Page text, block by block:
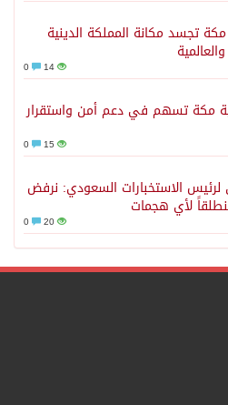
تجسد مكانة المملكة الدينية
14
مكة تسهم في دعم أمن واستقرار
15
لرئيس الاستخبارات السعودي: نرفض
لأي هجمات
20